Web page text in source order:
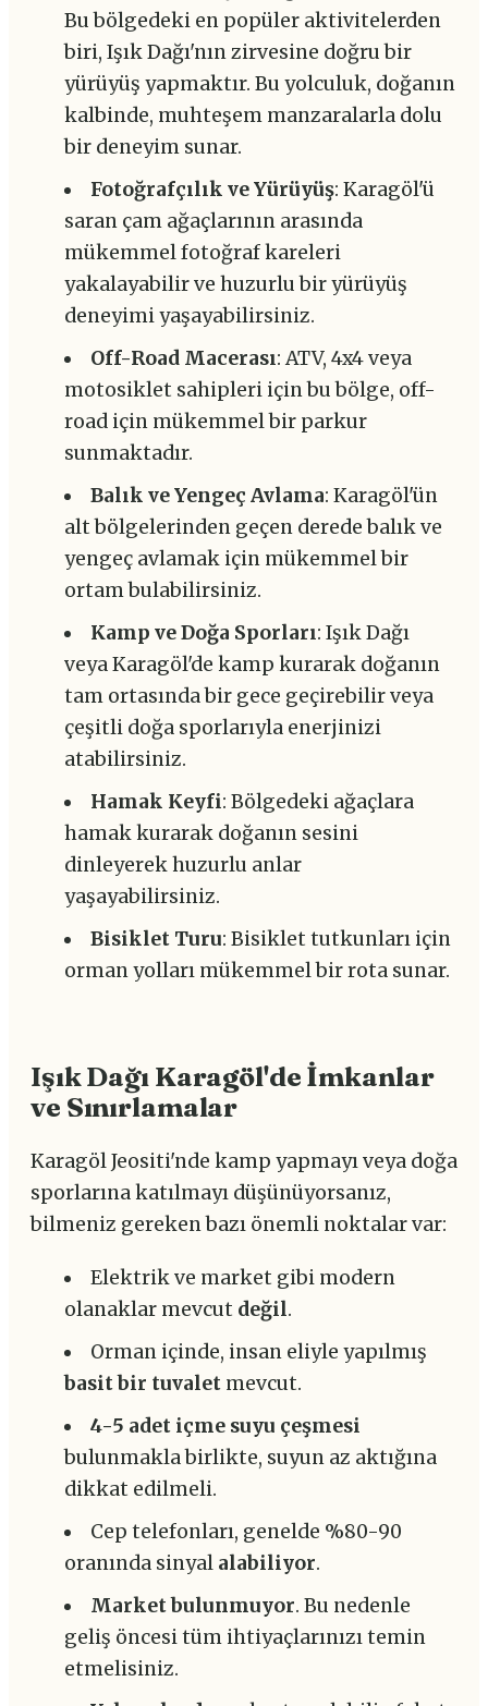
Bu bölgedeki en popüler aktivitelerden
biri, Işık Dağı'nın zirvesine doğru bir
yürüyüş yapmaktır. Bu yolculuk, doğanın
kalbinde, muhteşem manzaralarla dolu
bir deneyim sunar.
Fotoğrafçılık ve Yürüyüş: Karagöl'ü
saran çam ağaçlarının arasında
mükemmel fotoğraf kareleri
yakalayabilir ve huzurlu bir yürüyüş
deneyimi yaşayabilirsiniz.
Off-Road Macerası: ATV, 4x4 veya
motosiklet sahipleri için bu bölge, off-
road için mükemmel bir parkur
sunmaktadır.
Balık ve Yengeç Avlama: Karagöl'ün
alt bölgelerinden geçen derede balık ve
yengeç avlamak için mükemmel bir
ortam bulabilirsiniz.
Kamp ve Doğa Sporları: Işık Dağı
veya Karagöl'de kamp kurarak doğanın
tam ortasında bir gece geçirebilir veya
çeşitli doğa sporlarıyla enerjinizi
atabilirsiniz.
Hamak Keyfi: Bölgedeki ağaçlara
hamak kurarak doğanın sesini
dinleyerek huzurlu anlar
yaşayabilirsiniz.
Bisiklet Turu: Bisiklet tutkunları için
orman yolları mükemmel bir rota sunar.
Işık Dağı Karagöl'de İmkanlar
ve Sınırlamalar
Karagöl Jeositi'nde kamp yapmayı veya doğa
sporlarına katılmayı düşünüyorsanız,
bilmeniz gereken bazı önemli noktalar var:
Elektrik ve market gibi modern
olanaklar mevcut değil.
Orman içinde, insan eliyle yapılmış
basit bir tuvaletmevcut.
4-5 adet içme suyu çeşmesi
bulunmakla birlikte, suyun az aktığına
dikkat edilmeli.
Cep telefonları, genelde %80-90
oranında sinyal alabiliyor.
Market bulunmuyor. Bu nedenle
geliş öncesi tüm ihtiyaçlarınızı temin
etmelisiniz.